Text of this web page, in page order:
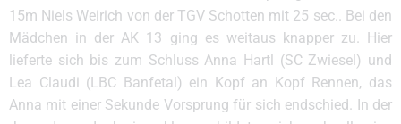
15m Niels Weirich von der TGV Schotten mit 25 sec.. Bei den
Mädchen in der AK 13 ging es weitaus knapper zu. Hier
lieferte sich bis zum Schluss Anna Hartl (SC Zwiesel) und
Lea Claudi (LBC Banfetal) ein Kopf an Kopf Rennen, das
Anna mit einer Sekunde Vorsprung für sich endschied. In der